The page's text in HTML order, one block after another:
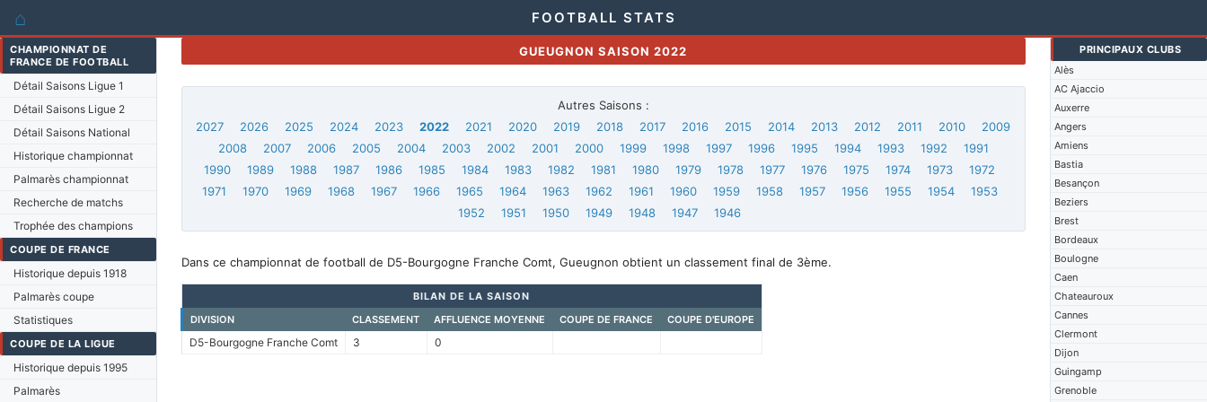
⌂ FOOTBALL STATS
CHAMPIONNAT DE
FRANCE DE FOOTBALL
Détail Saisons Ligue 1
Détail Saisons Ligue 2
Détail Saisons National
Historique championnat
Palmarès championnat
Recherche de matchs
Trophée des champions
COUPE DE FRANCE
Historique depuis 1918
Palmarès coupe
Statistiques
COUPE DE LA LIGUE
Historique depuis 1995
Palmarès
PRINCIPAUX CLUBS
Alès
AC Ajaccio
Auxerre
Angers
Amiens
Bastia
Besançon
Beziers
Brest
Bordeaux
Boulogne
Caen
Chateauroux
Cannes
Clermont
Dijon
Guingamp
Grenoble
GUEUGNON SAISON 2022
Autres Saisons :
2027
2026 2025 2024 2023 2022 2021 2020 2019 2018 2017 2016 2015 2014 2013 2012 2011 2010
2009
2008
2007 2006 2005 2004 2003 2002 2001 2000 1999 1998 1997 1996 1995 1994 1993 1992
1991
1990
1989 1988 1987 1986 1985 1984 1983 1982 1981 1980 1979 1978 1977 1976 1975 1974 1973
1972
1971
1970 1969 1968 1967 1966 1965 1964 1963 1962 1961 1960 1959 1958 1957 1956 1955 1954
1953
1952
1951 1950 1949 1948 1947 1946
Dans ce championnat de football de D5-Bourgogne Franche Comt, Gueugnon obtient un classement final de 3ème.
BILAN DE LA SAISON
DIVISION
CLASSEMENT AFFLUENCE MOYENNE COUPE DE FRANCE COUPE D'EUROPE
D5-Bourgogne Franche Comt 3 0